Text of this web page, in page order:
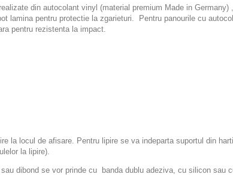
din autocolant vinyl (material premium Made in
lamina pentru protectie la zgarieturi. Pentru panourile cu
pentru rezistenta la impact.
la locul de afisare. Pentru lipire se va indeparta suportul din
la lipire).
dibond se vor prinde cu banda dublu adeziva, cu silicon sau